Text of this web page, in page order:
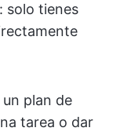
solo tienes
plan de
tarea o dar